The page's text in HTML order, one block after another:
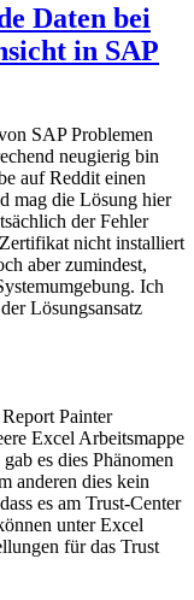
Daten bei
in SAP
SAP Problemen
neugierig bin
auf Reddit einen
mag die Lösung hier
der Fehler
nicht installiert
aber zumindest,
Ich
Lösungsansatz
Painter
Excel Arbeitsmappe
es dies Phänomen
anderen dies kein
es am Trust-Center
unter Excel
für das Trust